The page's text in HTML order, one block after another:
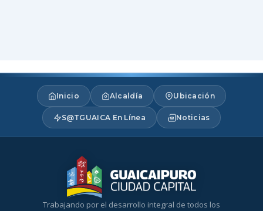
Inicio Alcaldía Ubicación
S@TGUAICA En Línea Noticias
Trabajando por el desarrollo integral de todos los